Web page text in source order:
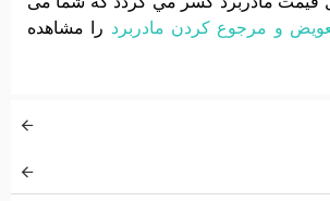
و مرجوع کردن مادربرد را مشاهده